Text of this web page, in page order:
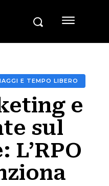
E TEMPO LIBERO
e
sul